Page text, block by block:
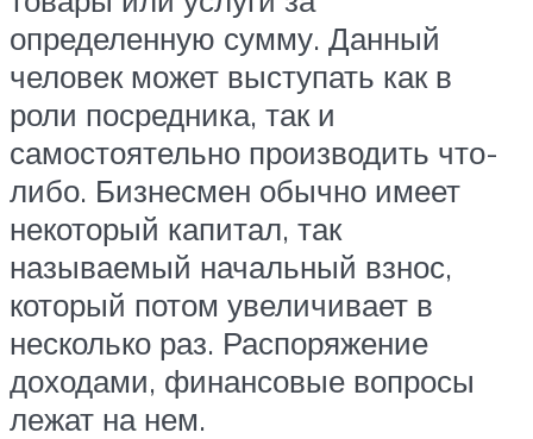
определенную сумму. Данный
человек может выступать как в
роли посредника, так и
самостоятельно производить что-
либо. Бизнесмен обычно имеет
некоторый капитал, так
называемый начальный взнос,
который потом увеличивает в
несколько раз. Распоряжение
доходами, финансовые вопросы
лежат на нем.